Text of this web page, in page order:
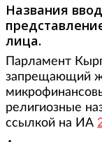
Названия
лица.
Парламент
запрещающий
религиозные
ссылкой на ИА